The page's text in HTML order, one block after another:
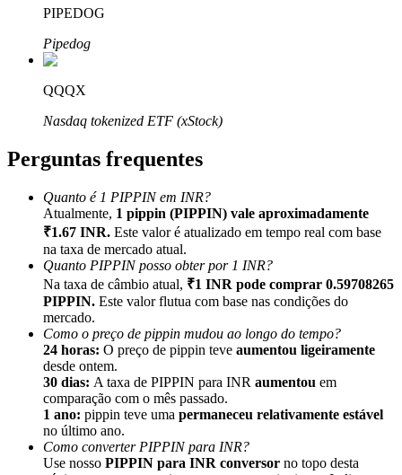
Indicação
Convide um amigo para receber recompensas em dinheiro
BTC Welcome Rewards
BTC Welcome Rewards
PIPEDOG
Pipedog
QQQX
Nasdaq tokenized ETF (xStock)
Perguntas frequentes
Quanto é 1 PIPPIN em INR?
Atualmente, 1 pippin (PIPPIN) vale aproximadamente
₹1.67 INR. Este valor é atualizado em tempo real com base
na taxa de mercado atual.
Quanto PIPPIN posso obter por 1 INR?
Na taxa de câmbio atual, ₹1 INR pode comprar 0.59708265
PIPPIN. Este valor flutua com base nas condições do
mercado.
Como o preço de pippin mudou ao longo do tempo?
24 horas: O preço de pippin teve aumentou ligeiramente
desde ontem.
30 dias: A taxa de PIPPIN para INR aumentou em
comparação com o mês passado.
1 ano: pippin teve uma permaneceu relativamente estável
no último ano.
Como converter PIPPIN para INR?
Use nosso PIPPIN para INR conversor no topo desta